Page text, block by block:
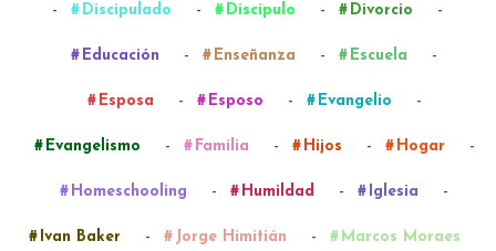
- Discipulado - Discípulo - Divorcio -
Educación - Enseñanza - Escuela -
Esposa - Esposo - Evangelio -
Evangelismo - Familia - Hijos - Hogar -
Homeschooling - Humildad - Iglesia -
Ivan Baker - Jorge Himitián - Marcos Moraes